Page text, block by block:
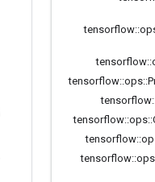
tensorflow::
tensorflow::
tensorflow::ops::
tensorflow
tensorflow::ops::
tensorflow::
tensorflow::ops